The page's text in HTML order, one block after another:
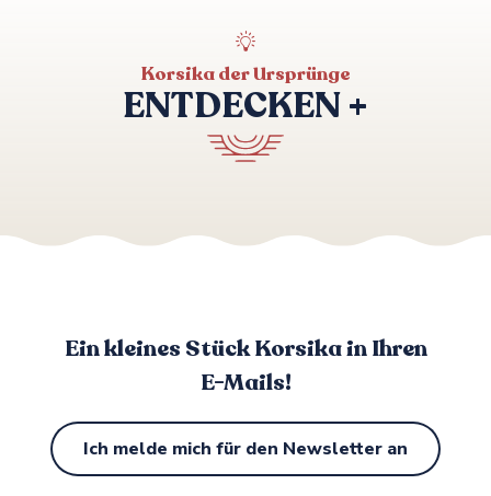
Korsika der Ursprünge
ENTDECKEN +
Spaziergang zum verlassenen Dorf:
Ein kleines Stück Korsika in Ihren
E-Mails!
Ich melde mich für den Newsletter an